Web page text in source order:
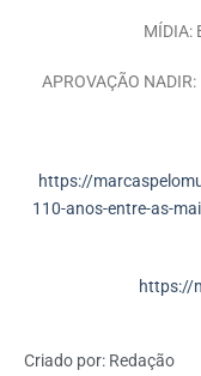
MÍDIA:
APROVAÇÃO NADIR:
https://
110-anos-entre-as-
https://
Criado por: Redação